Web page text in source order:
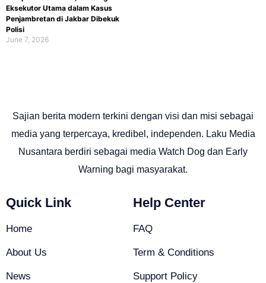
Eksekutor Utama dalam Kasus
Penjambretan di Jakbar Dibekuk
Polisi
June 7, 2026
Sajian berita modern terkini dengan visi dan misi sebagai
media yang terpercaya, kredibel, independen. Laku Media
Nusantara berdiri sebagai media Watch Dog dan Early
Warning bagi masyarakat.
Quick Link
Home
About Us
News
Help Center
FAQ
Term & Conditions
Support Policy